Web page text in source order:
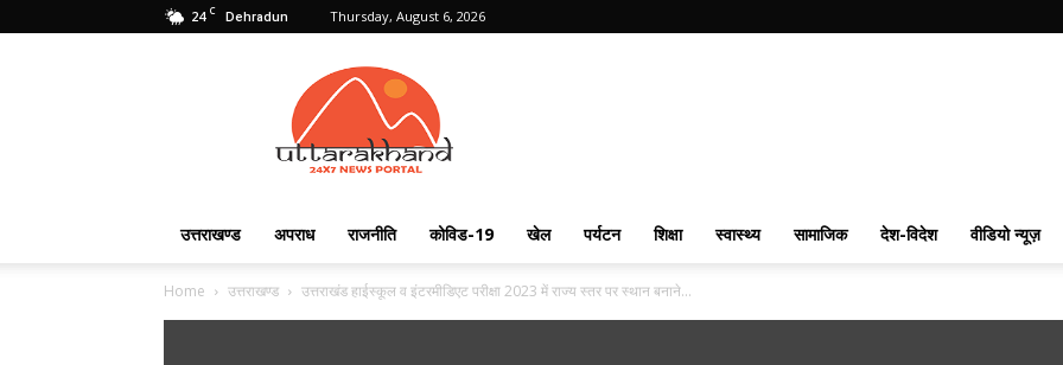
24 C Dehradun Thursday, August 6, 2026
Uttarakhand
24X7
उत्तराखण्ड अपराध राजनीति कोविड-19 खेल पर्यटन शिक्षा स्वास्थ्य सामाजिक देश-विदेश वीडियो न्यूज़
Home उत्तराखण्ड उत्तराखंड हाईस्कूल व इंटरमीडिएट परीक्षा 2023 में राज्य स्तर पर स्थान बनाने...